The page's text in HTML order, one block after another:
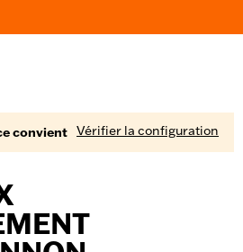
convient Vérifier la configuration